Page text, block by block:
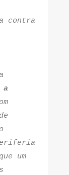
contra
a
um